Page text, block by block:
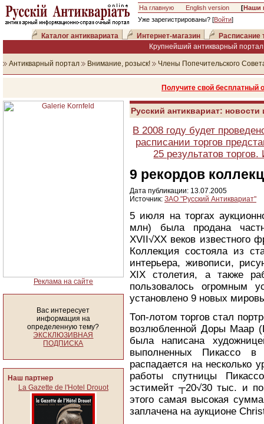
На главную English version [Наши
Уже зарегистрированы? [Войти]
Каталог антиквариата Интернет-магазин
Расписание
Крупнейший антикварный
Антикварный портал Внимание, розыск! Члены Попечительского
Получите свой
Реклама на сайте
Вас интересует
информация на
определенную тему?
ЭКСКЛЮЗИВНАЯ
ПОДПИСКА
Наш партнер
La Gazette de l'Hotel Drouot
Русский антиквариат:
В 2008 году будет
расписании торгов
25 результатов
9 рекордов
Дата публикации: 13.07.2005
Источник: ЗАО "Русский Антиквариат"
5 июля на торгах
млн) была продана
XVII√XX веков известного
Коллекция состояла из
интерьера, живописи,
XIX столетия, а также
пользовалось огромным
установлено 9 новых
Топ-лотом торгов стал
возлюбленной Доры Маар
была написана
выполненных Пикассо
распадается на несколько
работы спутницы
эстимейт ┬20√30 тыс. и
этого самая высокая
заплачена на аукционе